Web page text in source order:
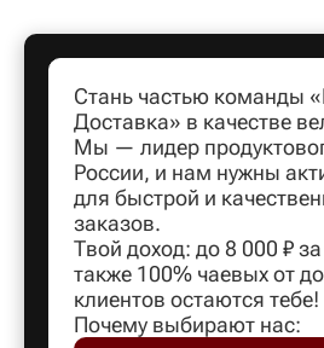
Стань частью команды
Доставка» в качестве
Мы — лидер
России, и нам нужны
для быстрой и
заказов.
Твой доход: до 8 000 ₽
также 100% чаевых от
клиентов остаются тебе!
Почему выбирают нас: